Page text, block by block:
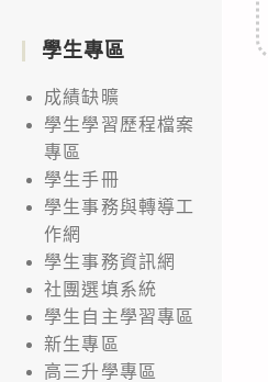
學生專區
成績缺曠
學生學習歷程檔案
專區
學生手冊
學生事務與轉導工
作網
學生事務資訊網
社團選填系統
學生自主學習專區
新生專區
高三升學專區